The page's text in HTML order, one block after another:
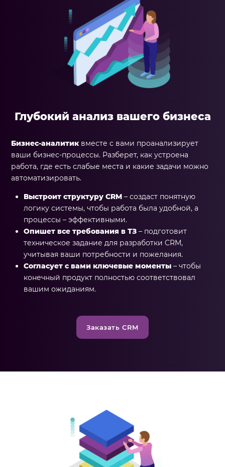
Глубокий анализ вашего бизнеса
Бизнес-аналитиквместе с вами проанализирует
ваши бизнес-процессы. Разберет, как устроена
работа, где есть слабые места и какие задачи можно
автоматизировать.
Выстроит структуру CRM – создаст понятную
логику системы, чтобы работа была удобной, а
процессы – эффективными.
Опишет все требования в ТЗ – подготовит
техническое задание для разработки CRM,
учитывая ваши потребности и пожелания.
Согласует с вами ключевые моменты – чтобы
конечный продукт полностью соответствовал
вашим ожиданиям.
Заказать CRM